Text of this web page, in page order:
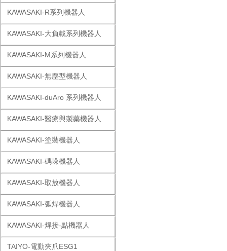
KAWASAKI-R系列機器人
KAWASAKI-大負載系列機器人
KAWASAKI-M系列機器人
KAWASAKI-無塵型機器人
KAWASAKI-duAro 系列機器人
KAWASAKI-醫療與製藥機器人
KAWASAKI-塗裝機器人
KAWASAKI-碼垛機器人
KAWASAKI-取放機器人
KAWASAKI-弧焊機器人
KAWASAKI-焊接-點機器人
TAIYO-電動夾爪ESG1